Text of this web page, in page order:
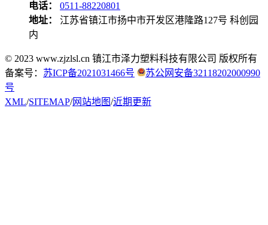
电话：
0511-88220801
地址：
江苏省镇江市扬中市开发区港隆路127号 科创园
内
© 2023 www.zjzlsl.cn 镇江市泽力塑料科技有限公司 版权所有
备案号： 苏ICP备2021031466号
苏公网安备32118202000990
号
XML/SITEMAP/网站地图/近期更新